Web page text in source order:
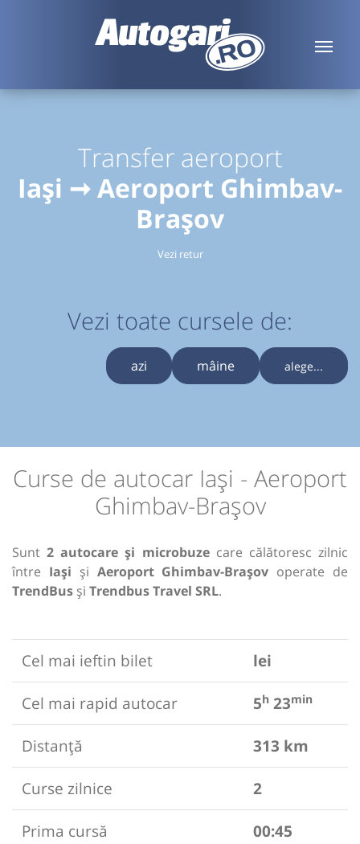
Transfer aeroport
Iași ➞ Aeroport Ghimbav-
Brașov
Vezi retur
Vezi toate cursele de:
azi mâine alege...
Curse de autocar Iași - Aeroport
Ghimbav-Brașov
Sunt2 autocare și microbuzecare călătoresc zilnic
între Iași și Aeroport Ghimbav-Brașov operate de
TrendBus și Trendbus Travel SRL.
Cel mai ieftin bilet
lei
Cel mai rapid autocar
5h 23min
Distanță
313 km
Curse zilnice
2
Prima cursă
00:45